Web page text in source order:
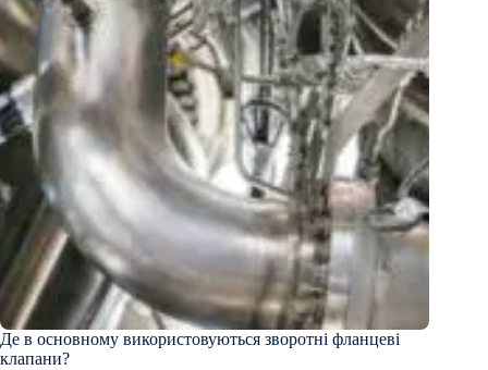
Де в основному використовуються зворотні фланцеві
клапани?